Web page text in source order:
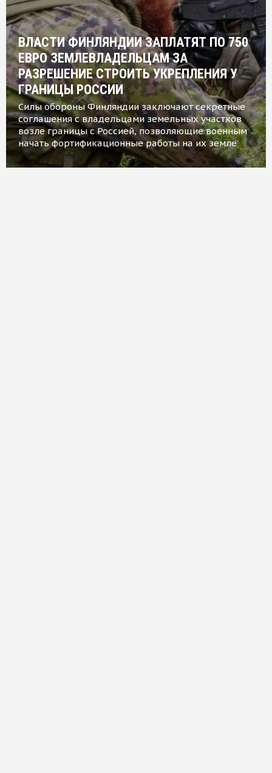
ВЛАСТИ ФИНЛЯНДИИ ЗАПЛАТЯТ ПО 750
ЕВРО ЗЕМЛЕВЛАДЕЛЬЦАМ ЗА
РАЗРЕШЕНИЕ СТРОИТЬ УКРЕПЛЕНИЯ У
ГРАНИЦЫ РОССИИ
Силы обороны Финляндии заключают секретные
соглашения с владельцами земельных участков
возле границы с Россией, позволяющие военным
начать фортификационные работы на их земле